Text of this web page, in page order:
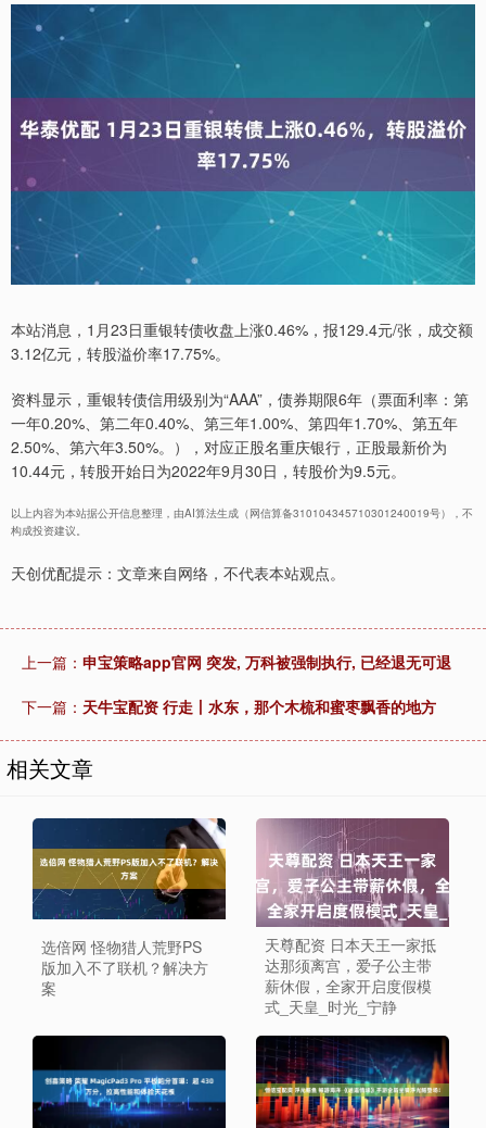
本站消息，1月23日重银转债收盘上涨0.46%，报129.4元/张，成交额
3.12亿元，转股溢价率17.75%。
资料显示，重银转债信用级别为“AAA”，债券期限6年（票面利率：第
一年0.20%、第二年0.40%、第三年1.00%、第四年1.70%、第五年
2.50%、第六年3.50%。），对应正股名重庆银行，正股最新价为
10.44元，转股开始日为2022年9月30日，转股价为9.5元。
以上内容为本站据公开信息整理，由AI算法生成（网信算备310104345710301240019号），不
构成投资建议。
天创优配提示：文章来自网络，不代表本站观点。
上一篇： 申宝策略app官网 突发, 万科被强制执行, 已经退无可退
下一篇： 天牛宝配资 行走丨水东，那个木梳和蜜枣飘香的地方
相关文章
选倍网 怪物猎人荒野PS
版加入不了联机？解决方
案
天尊配资 日本天王一家抵
达那须离宫，爱子公主带
薪休假，全家开启度假模
式_天皇_时光_宁静